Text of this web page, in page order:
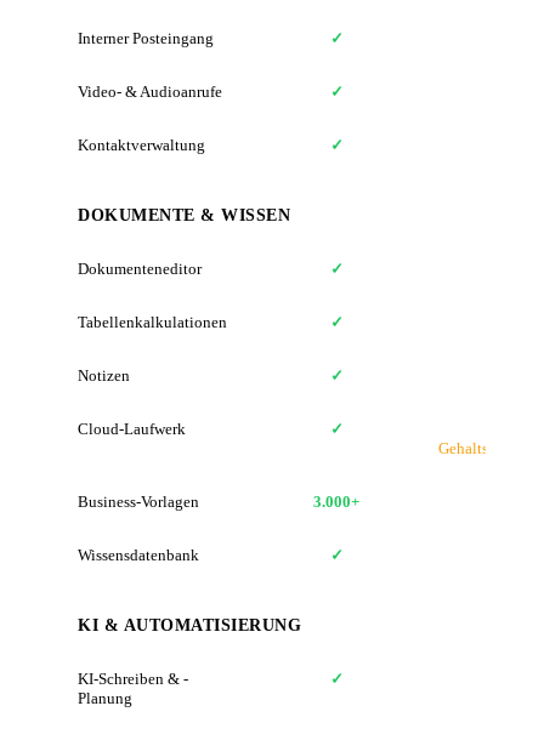
Interner Posteingang ✓
Video- & Audioanrufe ✓
Kontaktverwaltung ✓
DOKUMENTE & WISSEN
Dokumenteneditor ✓
Tabellenkalkulationen ✓
Notizen ✓
Cloud-Laufwerk ✓
Business-Vorlagen 3.000+
Wissensdatenbank ✓
KI & AUTOMATISIERUNG
KI-Schreiben & -
Planung
✓